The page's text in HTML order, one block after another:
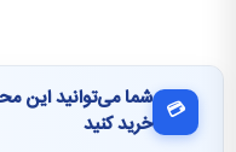
💳 شما می‌توانید این
خرید کنید